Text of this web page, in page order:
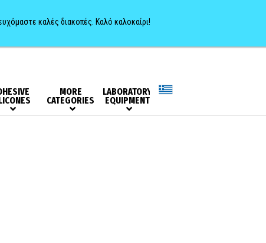
0
MORE
CATEGORIES
LABORATORY
EQUIPMENT
καλές διακοπές. Καλό καλοκαίρι!